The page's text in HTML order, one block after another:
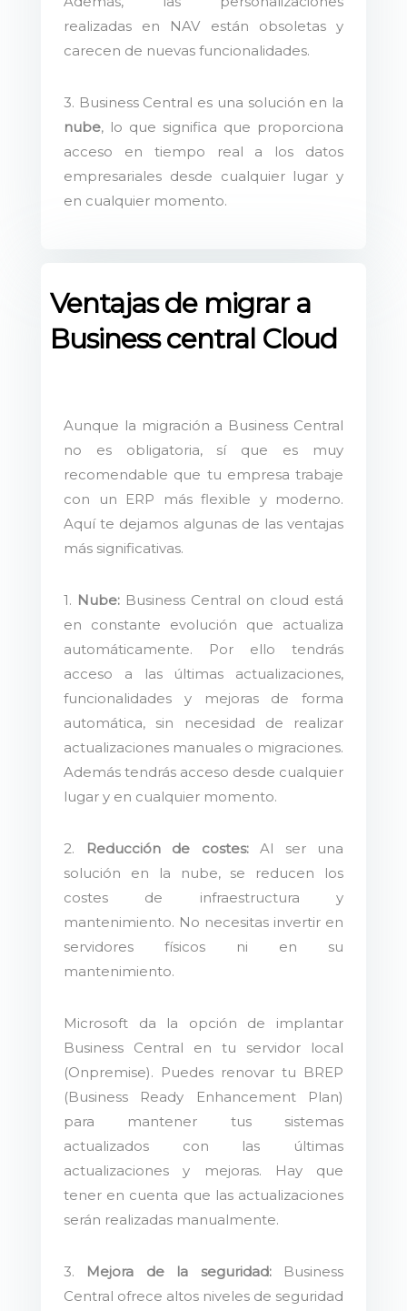
realizadas en NAV están obsoletas y
carecen de nuevas funcionalidades.
3. Business Central es una solución en la
nube, lo que significa que proporciona
acceso en tiempo real a los datos
empresariales desde cualquier lugar y
en cualquier momento.
Ventajas de migrar a
Business central Cloud
Aunque la migración a Business Central
no es obligatoria, sí que es muy
recomendable que tu empresa trabaje
con un ERP más flexible y moderno.
Aquí te dejamos algunas de las ventajas
más significativas.
1. Nube: Business Central on cloud está
en constante evolución que actualiza
automáticamente. Por ello tendrás
acceso a las últimas actualizaciones,
funcionalidades y mejoras de forma
automática, sin necesidad de realizar
actualizaciones manuales o migraciones.
Además tendrás acceso desde cualquier
lugar y en cualquier momento.
2. Reducción de costes:Al ser una
solución en la nube, se reducen los
costes de infraestructura y
mantenimiento. No necesitas invertir en
servidores físicos ni en su
mantenimiento.
Microsoft da la opción de implantar
Business Central en tu servidor local
(Onpremise). Puedes renovar tu BREP
(Business Ready Enhancement Plan)
para mantener tus sistemas
actualizados con las últimas
actualizaciones y mejoras. Hay que
tener en cuenta que las actualizaciones
serán realizadas manualmente.
3. Mejora de la seguridad:Business
Central ofrece altos niveles de seguridad